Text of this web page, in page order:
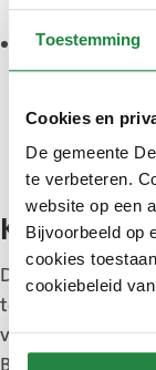
Toestemming
Cookies en
De gemeente
te verbeteren.
website op een
Bijvoorbeeld op
cookies
cookiebeleid
door te geven.
Sommige
dit wijzigen.
bellen via
Kosten
De kosten voor
telefoonlijn zijn
vast nummer
Belt u met uw